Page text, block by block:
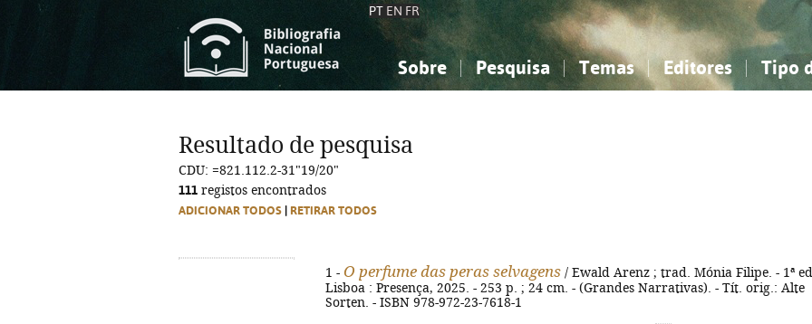
PT EN FR
Sobre Pesquisa Temas
Ciências sociais...
Editores Tipo
Ciências sociais...
Resultado de pesquisa
CDU: =821.112.2-31"19/20"
111 registos encontrados
ADICIONAR TODOS RETIRAR TODOS
1 - O perfume das peras selvagens / Ewald Arenz ; trad. Mónia Filipe. - 1ª
Lisboa : Presença, 2025. - 253 p. ; 24 cm. - (Grandes Narrativas). - Tít. orig.: Alte
Sorten. - ISBN 978-972-23-7618-1